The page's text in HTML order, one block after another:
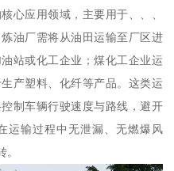
心应用领域，主要用于、、、
油厂需将从油田运输至厂区进
站或化工企业；煤化工企业运
产塑料、化纤等产品。这类运
制车辆行驶速度与路线，避开
运输过程中无泄漏、无燃爆风